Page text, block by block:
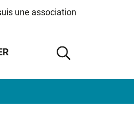
une association
AFFICHER